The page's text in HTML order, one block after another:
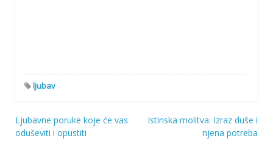
ljubav
Navigacija
Ljubavne poruke koje će vas
oduševiti i opustiti
Istinska molitva: Izraz duše i
njena potreba